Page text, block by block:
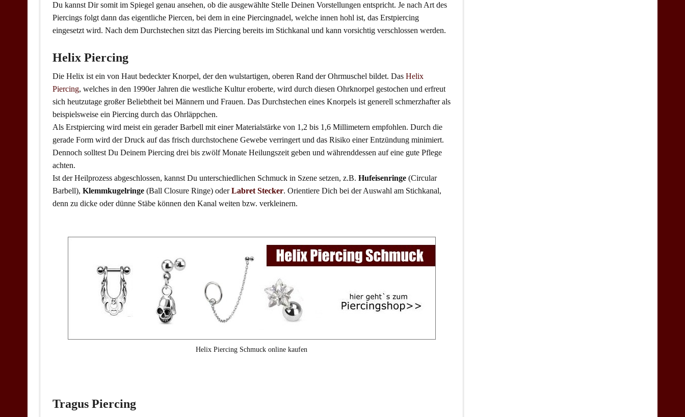
Du kannst Dir somit im Spiegel genau ansehen, ob die ausgewählte Stelle Deinen Vorstellungen entspricht. Je nach Art des
Piercings folgt dann das eigentliche Piercen, bei dem in eine Piercingnadel, welche innen hohl ist, das Erstpiercing
eingesetzt wird. Nach dem Durchstechen sitzt das Piercing bereits im Stichkanal und kann vorsichtig verschlossen werden.
Helix Piercing
Die Helix ist ein von Haut bedeckter Knorpel, der den wulstartigen, oberen Rand der Ohrmuschel bildet. Das Helix
Piercing, welches in den 1990er Jahren die westliche Kultur eroberte, wird durch diesen Ohrknorpel gestochen und erfreut
sich heutzutage großer Beliebtheit bei Männern und Frauen. Das Durchstechen eines Knorpels ist generell schmerzhafter als
beispielsweise ein Piercing durch das Ohrläppchen.
Als Erstpiercing wird meist ein gerader Barbell mit einer Materialstärke von 1,2 bis 1,6 Millimetern empfohlen. Durch die
gerade Form wird der Druck auf das frisch durchstochene Gewebe verringert und das Risiko einer Entzündung minimiert.
Dennoch solltest Du Deinem Piercing drei bis zwölf Monate Heilungszeit geben und währenddessen auf eine gute Pflege
achten.
Ist der Heilprozess abgeschlossen, kannst Du unterschiedlichen Schmuck in Szene setzen, z.B. Hufeisenringe(Circular
Barbell), Klemmkugelringe(Ball Closure Ringe) oderLabret Stecker. Orientiere Dich bei der Auswahl am Stichkanal,
denn zu dicke oder dünne Stäbe können den Kanal weiten bzw. verkleinern.
Helix Piercing Schmuck online kaufen
Tragus Piercing